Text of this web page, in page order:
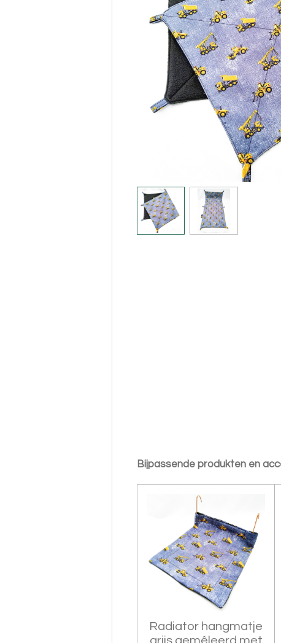
Bijpassende produkten en
Radiator hangmatje
grijs gemêleerd met